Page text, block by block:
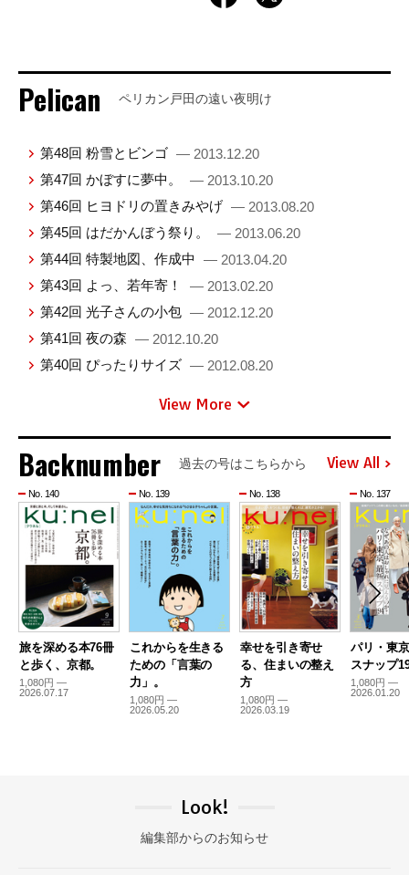
Pelican ペリカン戸田の遠い夜明け
第48回 粉雪とビンゴ — 2013.12.20
第47回 かぼすに夢中。
— 2013.10.20
第46回 ヒヨドリの置きみやげ — 2013.08.20
第45回 はだかんぼう祭り。
— 2013.06.20
第44回 特製地図、作成中
— 2013.04.20
第43回 よっ、若年寄！
— 2013.02.20
第42回 光子さんの小包 — 2012.12.20
第41回 夜の森 — 2012.10.20
第40回 ぴったりサイズ — 2012.08.20
View More
Backnumber 過去の号はこちらから View All
No. 140
旅を深める本76冊
と歩く、京都。
1,080円 —
2026.07.17
No. 139
これからを生きる
ための「言葉の
力」。
1,080円 —
2026.05.20
No. 138
幸せを引き寄せ
る、住まいの整え
方
1,080円 —
2026.03.19
No. 137
パリ・東
スナップ
1,080円 —
2026.01.20
Look!
編集部からのお知らせ